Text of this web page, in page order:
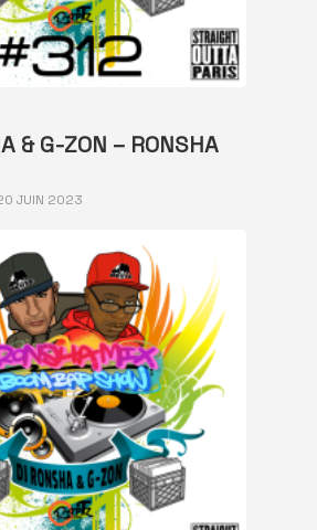
& G-ZON – RONSHA
JUIN 2023